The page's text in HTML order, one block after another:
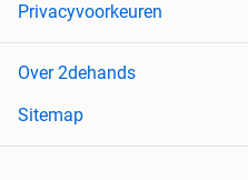
Privacyvoorkeuren
Over 2dehands
Sitemap